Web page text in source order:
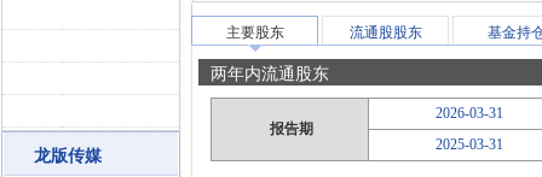
龙版传媒
主要股东 流通股股东 基金持
两年内流通股东
报告期
2026-03-31
2025-03-31